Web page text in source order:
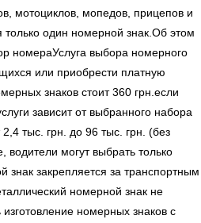
мотоциклов, мопедов, прицепов и
один номерной знак.Об этом
номераУслуга выбора номерного
или приобрести платную
знаков стоит 360 грн.если
зависит от выбранного набора
тыс. грн. до 96 тыс. грн. (без
могут выбрать только
закрепляется за транспортным
номерной знак не
номерных знаков с